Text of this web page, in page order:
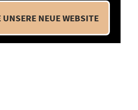
UNSERE NEUE WEBSITE